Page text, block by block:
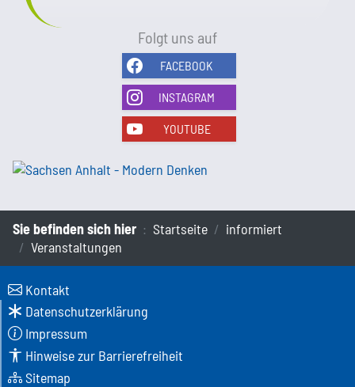
Folgt uns auf
FACEBOOK
INSTAGRAM
YOUTUBE
Sie befinden sich hier Startseite
informiert
Veranstaltungen
Kontakt
Datenschutzerklärung
Impressum
Hinweise zur Barrierefreiheit
Sitemap